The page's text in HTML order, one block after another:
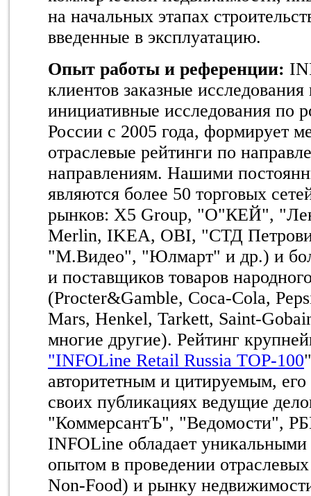
на начальных этапах
введенные в эксплуатацию.
Опыт работы и референции:
клиентов заказные
инициативные исследования по
России c 2005 года, формирует
отраслевые рейтинги по
направлениям. Нашими
являются более 50 торговых
рынков: X5 Group, "О"КЕЙ",
Merlin, IKEA, OBI, "СТД
"М.Видео", "Юлмарт" и др.) и
и поставщиков товаров
(Procter&Gamble, Coca-Cola,
Mars, Henkel, Tarkett, Saint-
многие другие). Рейтинг
"INFOLine Retail Russia TOP-100"
авторитетным и цитируемым, его
своих публикациях ведущие
"КоммерсантЪ", "Ведомости",
INFOLine обладает
опытом в проведении
Non-Food) и рынку